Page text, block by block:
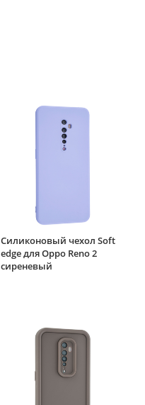
Силиконовый чехол Soft
edge для Oppo Reno 2
сиреневый